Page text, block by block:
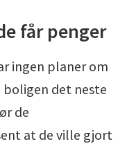
får penger
ingen planer om
det neste
de
at de ville gjort